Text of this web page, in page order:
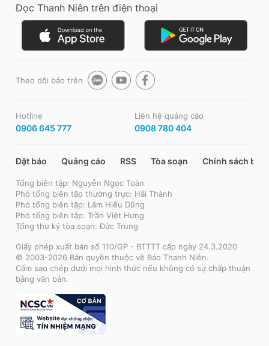
Đọc Thanh Niên trên điện thoại
Theo dõi báo trên
Hotline
0906 645 777
Liên hệ quảng cáo
0908 780 404
Đặt báo Quảng cáo RSS Tòa soạn Chính sách bảo
Tổng biên tập: Nguyễn Ngọc Toàn
Phó tổng biên tập thường trực: Hải Thành
Phó tổng biên tập: Lâm Hiếu Dũng
Phó tổng biên tập: Trần Việt Hưng
Tổng thư ký tòa soạn: Đức Trung
Giấy phép xuất bản số 110/GP - BTTTT cấp ngày 24.3.2020
© 2003-2026 Bản quyền thuộc về Báo Thanh Niên.
Cấm sao chép dưới mọi hình thức nếu không có sự chấp thuận
bằng văn bản.